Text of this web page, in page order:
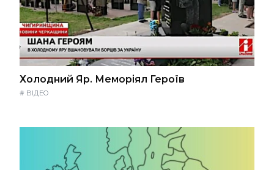
Холодний Яр. Меморіял Героїв
# ВІДЕО